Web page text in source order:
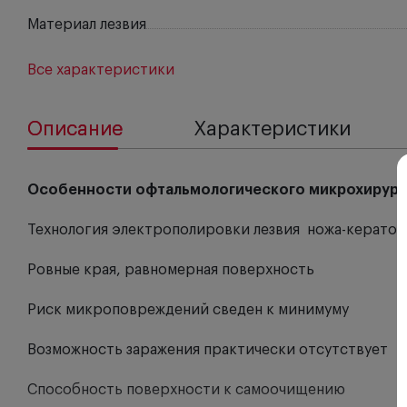
Материал лезвия
Все характеристики
Описание Характеристики
Особенности офтальмологического
Технология электрополировки лезвия ножа-
Ровные края, равномерная поверхность
Риск микроповреждений сведен к минимуму
Возможность заражения практически отсутствует
Способность поверхности к самоочищению